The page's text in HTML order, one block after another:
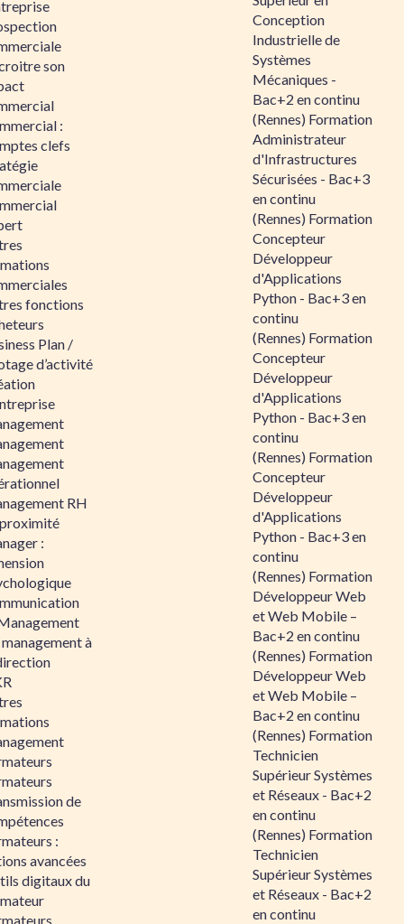
son
:
clefs
fonctions
Plan /
d’activité
RH
:
à
de
:
avancées
digitaux du
Conception
Industrielle de
Systèmes
Mécaniques -
Bac+2 en continu
(Rennes) Formation
Administrateur
d'Infrastructures
Sécurisées - Bac+3
en continu
(Rennes) Formation
Concepteur
Développeur
d'Applications
Python - Bac+3 en
continu
(Rennes) Formation
Concepteur
Développeur
d'Applications
Python - Bac+3 en
continu
(Rennes) Formation
Concepteur
Développeur
d'Applications
Python - Bac+3 en
continu
(Rennes) Formation
Développeur Web
et Web Mobile –
Bac+2 en continu
(Rennes) Formation
Développeur Web
et Web Mobile –
Bac+2 en continu
(Rennes) Formation
Technicien
Supérieur Systèmes
et Réseaux - Bac+2
en continu
(Rennes) Formation
Technicien
Supérieur Systèmes
et Réseaux - Bac+2
en continu